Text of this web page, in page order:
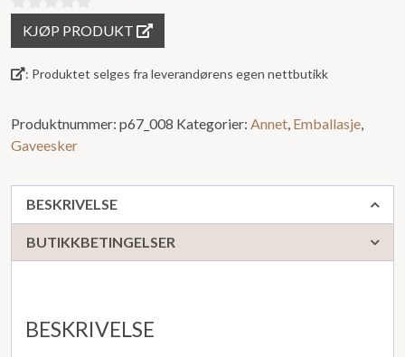
ut
av
KJØP PRODUKT
: Produktet selges fra leverandørens egen nettbutikk
Produktnummer: p67_008 Kategorier: Annet Emballasje
Gaveesker
BESKRIVELSE
BUTIKKBETINGELSER
BESKRIVELSE